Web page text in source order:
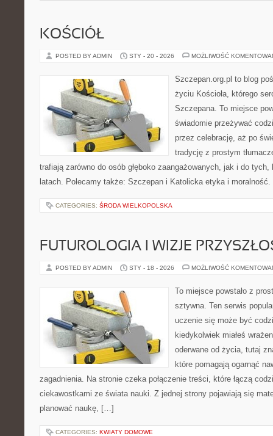
KOŚCIÓŁ
POSTED BY ADMIN STY - 20 - 2026 MOŻLIWOŚĆ
Szczepan.org.pl to blog
życiu Kościoła, którego
Szczepana. To miejsce
świadomie przeżywać
przez celebrację, aż po
tradycję z prostym
trafiają zarówno do osób głęboko zaangażowanych, jak i do
latach. Polecamy także: Szczepan i Katolicka etyka i
CATEGORIES: ŚRODA WIELKOPOLSKA
FUTUROLOGIA I WIZJE
POSTED BY ADMIN STY - 18 - 2026 MOŻLIWOŚĆ
To miejsce powstało z
sztywna. Ten serwis
uczenie się może być
kiedykolwiek miałeś
oderwane od życia, tutaj
które pomagają ogarnąć
zagadnienia. Na stronie czeka połączenie treści, które łączą
ciekawostkami ze świata nauki. Z jednej strony pojawiają się
planować naukę, […]
CATEGORIES: KWIATY DOMOWE